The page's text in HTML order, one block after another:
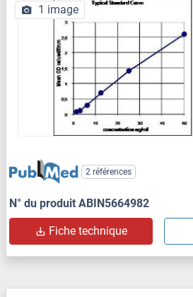
1 image
2 références
N° du produit ABIN5664982
Fiche technique